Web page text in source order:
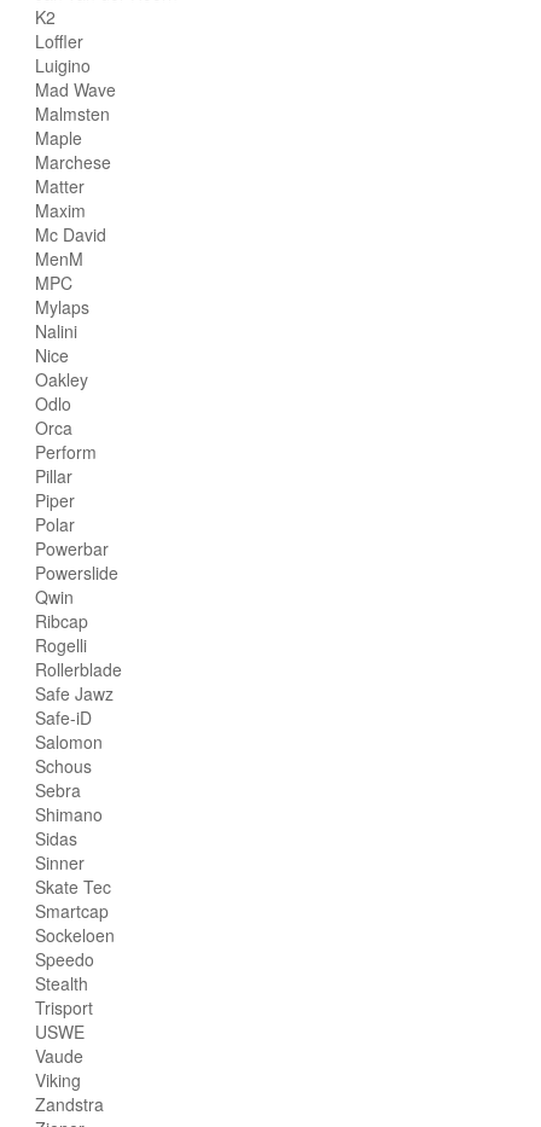
K2
Loffler
Luigino
Mad Wave
Malmsten
Maple
Marchese
Matter
Maxim
Mc David
MenM
MPC
Mylaps
Nalini
Nice
Oakley
Odlo
Orca
Perform
Pillar
Piper
Polar
Powerbar
Powerslide
Qwin
Ribcap
Rogelli
Rollerblade
Safe Jawz
Safe-iD
Salomon
Schous
Sebra
Shimano
Sidas
Sinner
Skate Tec
Smartcap
Sockeloen
Speedo
Stealth
Trisport
USWE
Vaude
Viking
Zandstra